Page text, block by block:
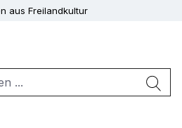
aus Freilandkultur